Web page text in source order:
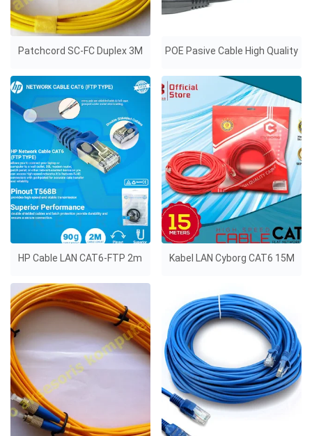
Patchcord SC-FC Duplex 3M POE Pasive Cable High Quality
HP Cable LAN CAT6-FTP 2m Kabel LAN Cyborg CAT6 15M